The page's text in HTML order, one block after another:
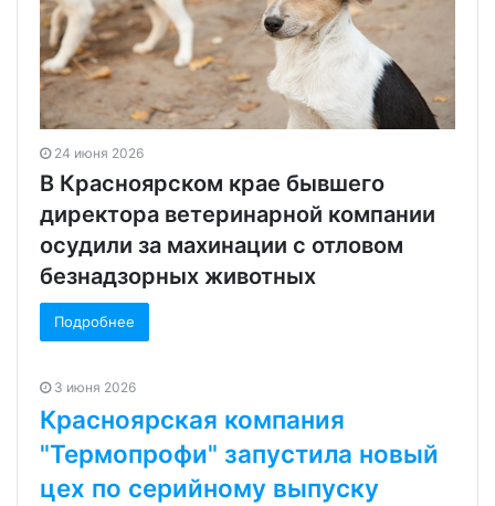
24 июня 2026
В Красноярском крае бывшего
директора ветеринарной компании
осудили за махинации с отловом
безнадзорных животных
Подробнее
3 июня 2026
Красноярская компания
"Термопрофи" запустила новый
цех по серийному выпуску